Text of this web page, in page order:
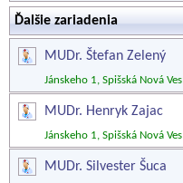
Ďalšie zariadenia
MUDr. Štefan Zelený
Jánskeho 1, Spišská Nová Ves
MUDr. Henryk Zajac
Jánskeho 1, Spišská Nová Ves
MUDr. Silvester Šuca